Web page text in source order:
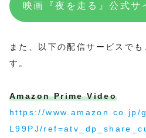
映画『夜を走る』公式サ
また、以下の配信サービスで
す。
Amazon Prime Video
https://www.amazon.co.jp/
L99PJ/